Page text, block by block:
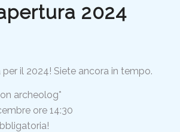
2024
il 2024! Siete ancora in tempo.
archeolog*
ore 14:30